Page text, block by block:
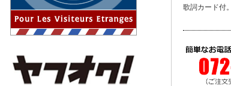
歌詞カード付。